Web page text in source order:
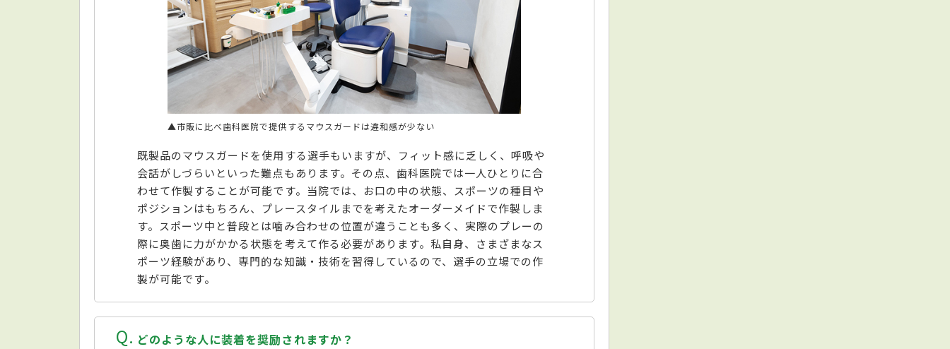
▲市販に比べ歯科医院で提供するマウスガードは違和感が少ない
既製品のマウスガードを使用する選手もいますが、フィット感に乏しく、呼吸や
会話がしづらいといった難点もあります。その点、歯科医院では一人ひとりに合
わせて作製することが可能です。当院では、お口の中の状態、スポーツの種目や
ポジションはもちろん、プレースタイルまでを考えたオーダーメイドで作製しま
す。スポーツ中と普段とは噛み合わせの位置が違うことも多く、実際のプレーの
際に奥歯に力がかかる状態を考えて作る必要があります。私自身、さまざまなス
ポーツ経験があり、専門的な知識・技術を習得しているので、選手の立場での作
製が可能です。
Q どのような人に装着を奨励されますか？